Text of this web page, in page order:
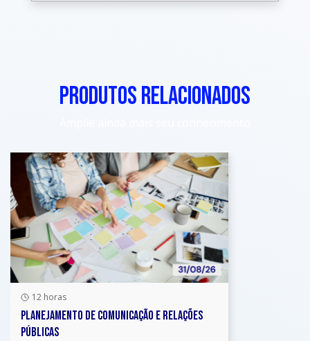
PRODUTOS RELACIONADOS
12 horas
PLANEJAMENTO DE COMUNICAÇÃO E RELAÇÕES
PÚBLICAS